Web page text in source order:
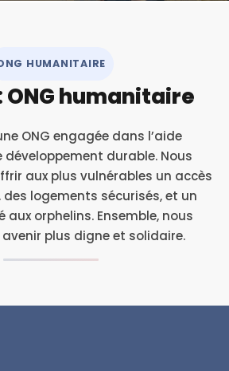
HUMANITAIRE
ONG humanitaire
ONG engagée dans l’aide
développement durable. Nous
aux plus vulnérables un accès
des logements sécurisés, et un
orphelins. Ensemble, nous
plus digne et solidaire.